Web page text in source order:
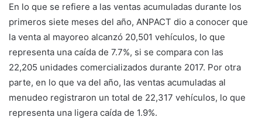
En lo que se refiere a las ventas acumuladas durante los
primeros siete meses del año, ANPACT dio a conocer que
la venta al mayoreo alcanzó 20,501 vehículos, lo que
representa una caída de 7.7%, si se compara con las
22,205 unidades comercializados durante 2017. Por otra
parte, en lo que va del año, las ventas acumuladas al
menudeo registraron un total de 22,317 vehículos, lo que
representa una ligera caída de 1.9%.